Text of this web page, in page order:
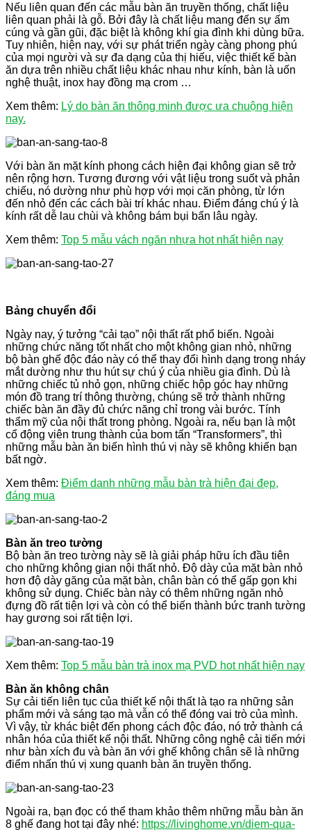
Nếu liên quan đến các mẫu bàn ăn truyền thống, chất liệu
liên quan phải là gỗ. Bởi đây là chất liệu mang đến sự ấm
cúng và gần gũi, đặc biệt là không khí gia đình khi dùng bữa.
Tuy nhiên, hiện nay, với sự phát triển ngày càng phong phú
của mọi người và sự đa dạng của thị hiếu, việc thiết kế bàn
ăn dựa trên nhiều chất liệu khác nhau như kính, bàn là uốn
nghệ thuật, inox hay đồng mạ crom …
Xem thêm: Lý do bàn ăn thông minh được ưa chuộng hiện
nay.
Với bàn ăn mặt kính phong cách hiện đại không gian sẽ trở
nên rộng hơn. Tương đương với vật liệu trong suốt và phản
chiếu, nó dường như phù hợp với mọi căn phòng, từ lớn
đến nhỏ đến các cách bài trí khác nhau. Điểm đáng chú ý là
kính rất dễ lau chùi và không bám bụi bẩn lâu ngày.
Xem thêm: Top 5 mẫu vách ngăn nhựa hot nhất hiện nay
Bảng chuyển đổi
Ngày nay, ý tưởng “cải tạo” nội thất rất phổ biến. Ngoài
những chức năng tốt nhất cho một không gian nhỏ, những
bộ bàn ghế độc đáo này có thể thay đổi hình dạng trong nháy
mắt dường như thu hút sự chú ý của nhiều gia đình. Dù là
những chiếc tủ nhỏ gọn, những chiếc hộp góc hay những
món đồ trang trí thông thường, chúng sẽ trở thành những
chiếc bàn ăn đầy đủ chức năng chỉ trong vài bước. Tính
thẩm mỹ của nội thất trong phòng. Ngoài ra, nếu bạn là một
cổ động viên trung thành của bom tấn “Transformers”, thì
những mẫu bàn ăn biến hình thú vị này sẽ không khiến bạn
bất ngờ.
Xem thêm: Điểm danh những mẫu bàn trà hiện đại đẹp,
đáng mua
Bàn ăn treo tường
Bộ bàn ăn treo tường này sẽ là giải pháp hữu ích đầu tiên
cho những không gian nội thất nhỏ. Độ dày của mặt bàn nhỏ
hơn độ dày găng của mặt bàn, chân bàn có thể gấp gọn khi
không sử dụng. Chiếc bàn này có thêm những ngăn nhỏ
đựng đồ rất tiện lợi và còn có thể biến thành bức tranh tường
hay gương soi rất tiện lợi.
Xem thêm: Top 5 mẫu bàn trà inox mạ PVD hot nhất hiện nay
Bàn ăn không chân
Sự cải tiến liên tục của thiết kế nội thất là tạo ra những sản
phẩm mới và sáng tạo mà vẫn có thể đóng vai trò của mình.
Vì vậy, từ khác biệt đến phong cách độc đáo, nó trở thành cá
nhân hóa của thiết kế nội thất. Những công nghệ cải tiến mới
như bàn xích đu và bàn ăn với ghế không chân sẽ là những
điểm nhấn thú vị xung quanh bàn ăn truyền thống.
Ngoài ra, bạn đọc có thể tham khảo thêm những mẫu bàn ăn
8 ghế đang hot tại đây nhé: https://livinghome.vn/diem-qua-